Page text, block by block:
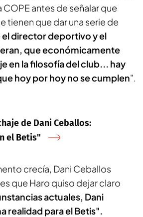
antes de señalar que
tienen que dar una serie de
el director deportivo y el
que económicamente
en la filosofía del club... hay
hoy por hoy no se cumplen".
de Dani Ceballos:
el Betis"
crecía, Dani Ceballos
que Haro quiso dejar claro
actuales, Dani
realidad para el Betis".